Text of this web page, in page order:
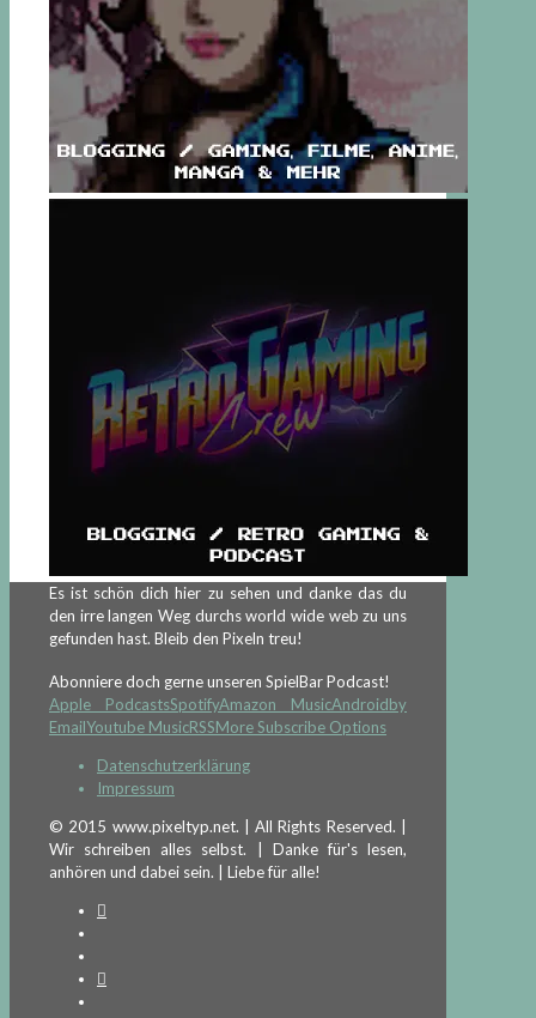
Es ist schön dich hier zu sehen und danke das du
den irre langen Weg durchs world wide web zu uns
gefunden hast. Bleib den Pixeln treu!
Abonniere doch gerne unseren SpielBar Podcast!
Apple PodcastsSpotifyAmazon MusicAndroidby
EmailYoutube MusicRSSMore Subscribe Options
Datenschutzerklärung
Impressum
© 2015 www.pixeltyp.net. | All Rights Reserved. |
Wir schreiben alles selbst. | Danke für's lesen,
anhören und dabei sein. | Liebe für alle!